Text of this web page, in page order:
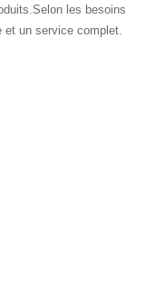
les besoins
et un service complet.